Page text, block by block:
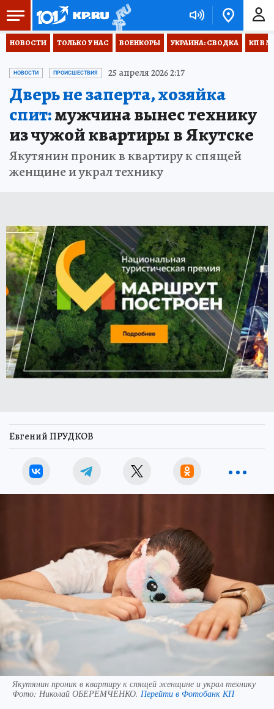
НОВОСТИ ТОЛЬКО У НАС ВОЕНКОРЫ УКРАИНА: СВОДКА КП В
НОВОСТИ ПРОИСШЕСТВИЯ 25 апреля 2026 2:17
Дверь не заперта, хозяйка
спит:мужчина вынес технику
из чужой квартиры в Якутске
Якутянин проник в квартиру к спящей
женщине и украл технику
Евгений ПРУДКОВ
Якутянин проник в квартиру к спящей женщине и украл технику
Фото: Николай ОБЕРЕМЧЕНКО. Перейти в Фотобанк КП